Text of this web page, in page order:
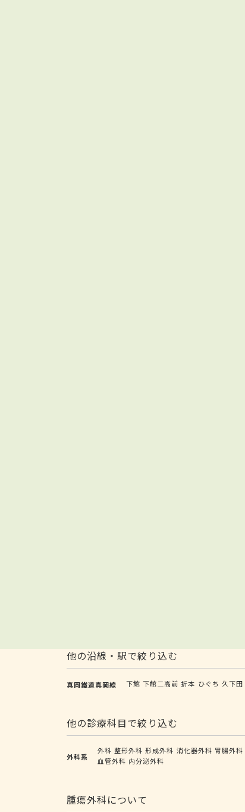
他の沿線・駅で絞り込む
真岡鐵道真岡線 下館 下館二高前 折本 ひぐち 久下田
他の診療科目で絞り込む
外科系
外科 整形外科 形成外科 消化器外科 胃腸外科
血管外科 内分泌外科
腫瘍外科について